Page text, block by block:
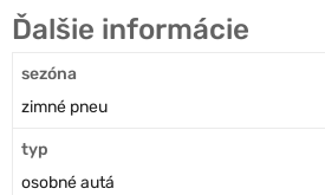
Ďalšie informácie
sezóna
zimné pneu
typ
osobné autá